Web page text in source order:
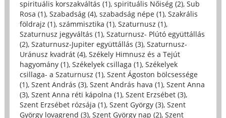
spirituális korszakváltás (1), spirituális Nőiség (2), Sub
Rosa (1), Szabadság (4), szabadság népe (1), Szakrális
földrajz (1), számmisztika (1), Szaturnusz (1),
Szaturnusz jegyváltás (1), Szaturnusz- Plútó együttállás
(2), Szaturnusz-Jupiter együttállás (3), Szaturnusz-
Uránusz kvadrát (4), Székely Himnusz és a Tejút
hagyomány (1), Székelyek csillaga (1), Székelyek
csillaga- a Szaturnusz (1), Szent Ágoston bölcsessége
(1), Szent András (3), Szent András hava (1), Szent Anna
(3), Szent Anna réti kápolna (1), Szent Erzsébet (3),
Szent Erzsébet rózsája (1), Szent György (3), Szent
György lovagrend (3), Szent György nap (2), Szent